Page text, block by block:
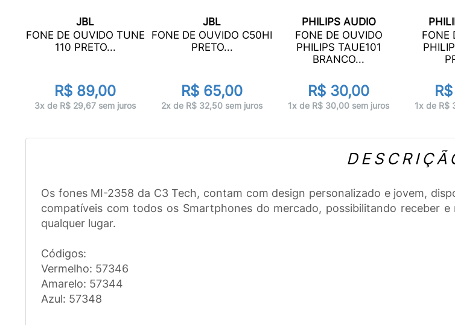
JBL
FONE DE OUVIDO TUNE
110 PRETO...
R$ 89,00
3x de R$ 29,67 sem juros
JBL
FONE DE OUVIDO C50HI
PRETO...
R$ 65,00
2x de R$ 32,50 sem juros
PHILIPS AUDIO
FONE DE OUVIDO
PHILIPS TAUE101
BRANCO...
R$ 30,00
1x de R$ 30,00 sem juros
FONE
1x de R$
Os fones MI-2358 da C3 Tech, contam com design personalizado e jovem,
compatíveis com todos os Smartphones do mercado, possibilitando receber
qualquer lugar.
Códigos:
Vermelho: 57346
Amarelo: 57344
Azul: 57348